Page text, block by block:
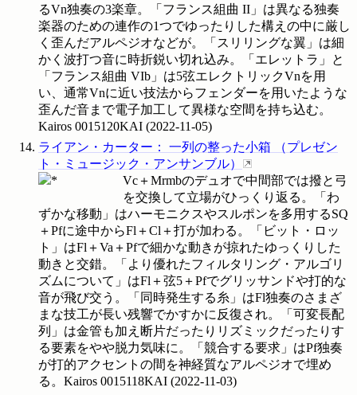
るVn独奏の3楽章。「フランス組曲 II」は異なる独奏
楽器のための連作の1つでゆったりした構えの中に厳し
く歪んだアルペジオなどが。「スリリングな翼」は細
かく波打つ音に時折鋭い切れ込み。「エレットラ」と
「フランス組曲 VIb」は5弦エレクトリックVnを用
い、通常Vnに近い技法からフェンダーを用いたような
歪んだ音まで電子加工して異様な空間を持ち込む。
Kairos 0015120KAI (2022-11-05)
ライアン・カーター ： 一列の整った小箱 （プレゼン
ト・ミュージック・アンサンブル）
Vc＋Mrmbのデュオで中間部では撥と弓
を交換して立場がひっくり返る。「わ
ずかな移動」はハーモニクスやスルポンを多用するSQ
＋Pfに途中からFl＋Cl＋打が加わる。「ビット・ロッ
ト」はFl＋Va＋Pfで細かな動きが掠れたゆっくりした
動きと交錯。「より優れたフィルタリング・アルゴリ
ズムについて」はFl＋弦5＋Pfでグリッサンドや打的な
音が飛び交う。「同時発生する糸」はFl独奏のさまざ
まな技工が長い残響でかすかに反復され。「可変長配
列」は金管も加え断片だったりリズミックだったりす
る要素をやや脱力気味に。「競合する要求」はPf独奏
が打的アクセントの間を神経質なアルペジオで埋め
る。Kairos 0015118KAI (2022-11-03)